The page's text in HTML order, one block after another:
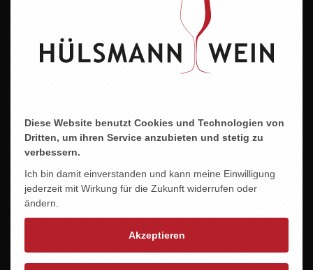
GRANATE FRESH
7,90 EUR
Diese Website benutzt Cookies und Technologien von
Dritten, um ihren Service anzubieten und stetig zu
verbessern.
Ich bin damit einverstanden und kann meine Einwilligung
jederzeit mit Wirkung für die Zukunft widerrufen oder
ändern.
Akzeptieren